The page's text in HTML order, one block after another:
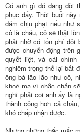
Có anh gì đó đang đòi
phục đấy. Thời buổi
dám chịu phạt nếu như
cô là cháu, cô sẽ thật
phải nhờ có tổn phí đôi
được chuyển động trên
quyết liệt, và cái chính
nghiêm trọng thế lại bắt
ông bà lão lão như cô,
khoẻ ma vì chắc chắn
nghĩ phải coi anh ấy là
thành công hơn cả
khó chấp nhận được.
Nhưng những thắc mắc